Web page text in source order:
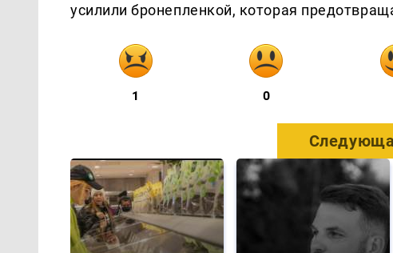
усилили бронепленкой, которая
1 0